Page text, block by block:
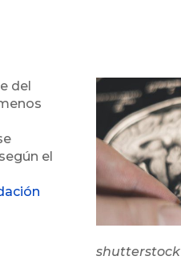
del
el
shutterstock